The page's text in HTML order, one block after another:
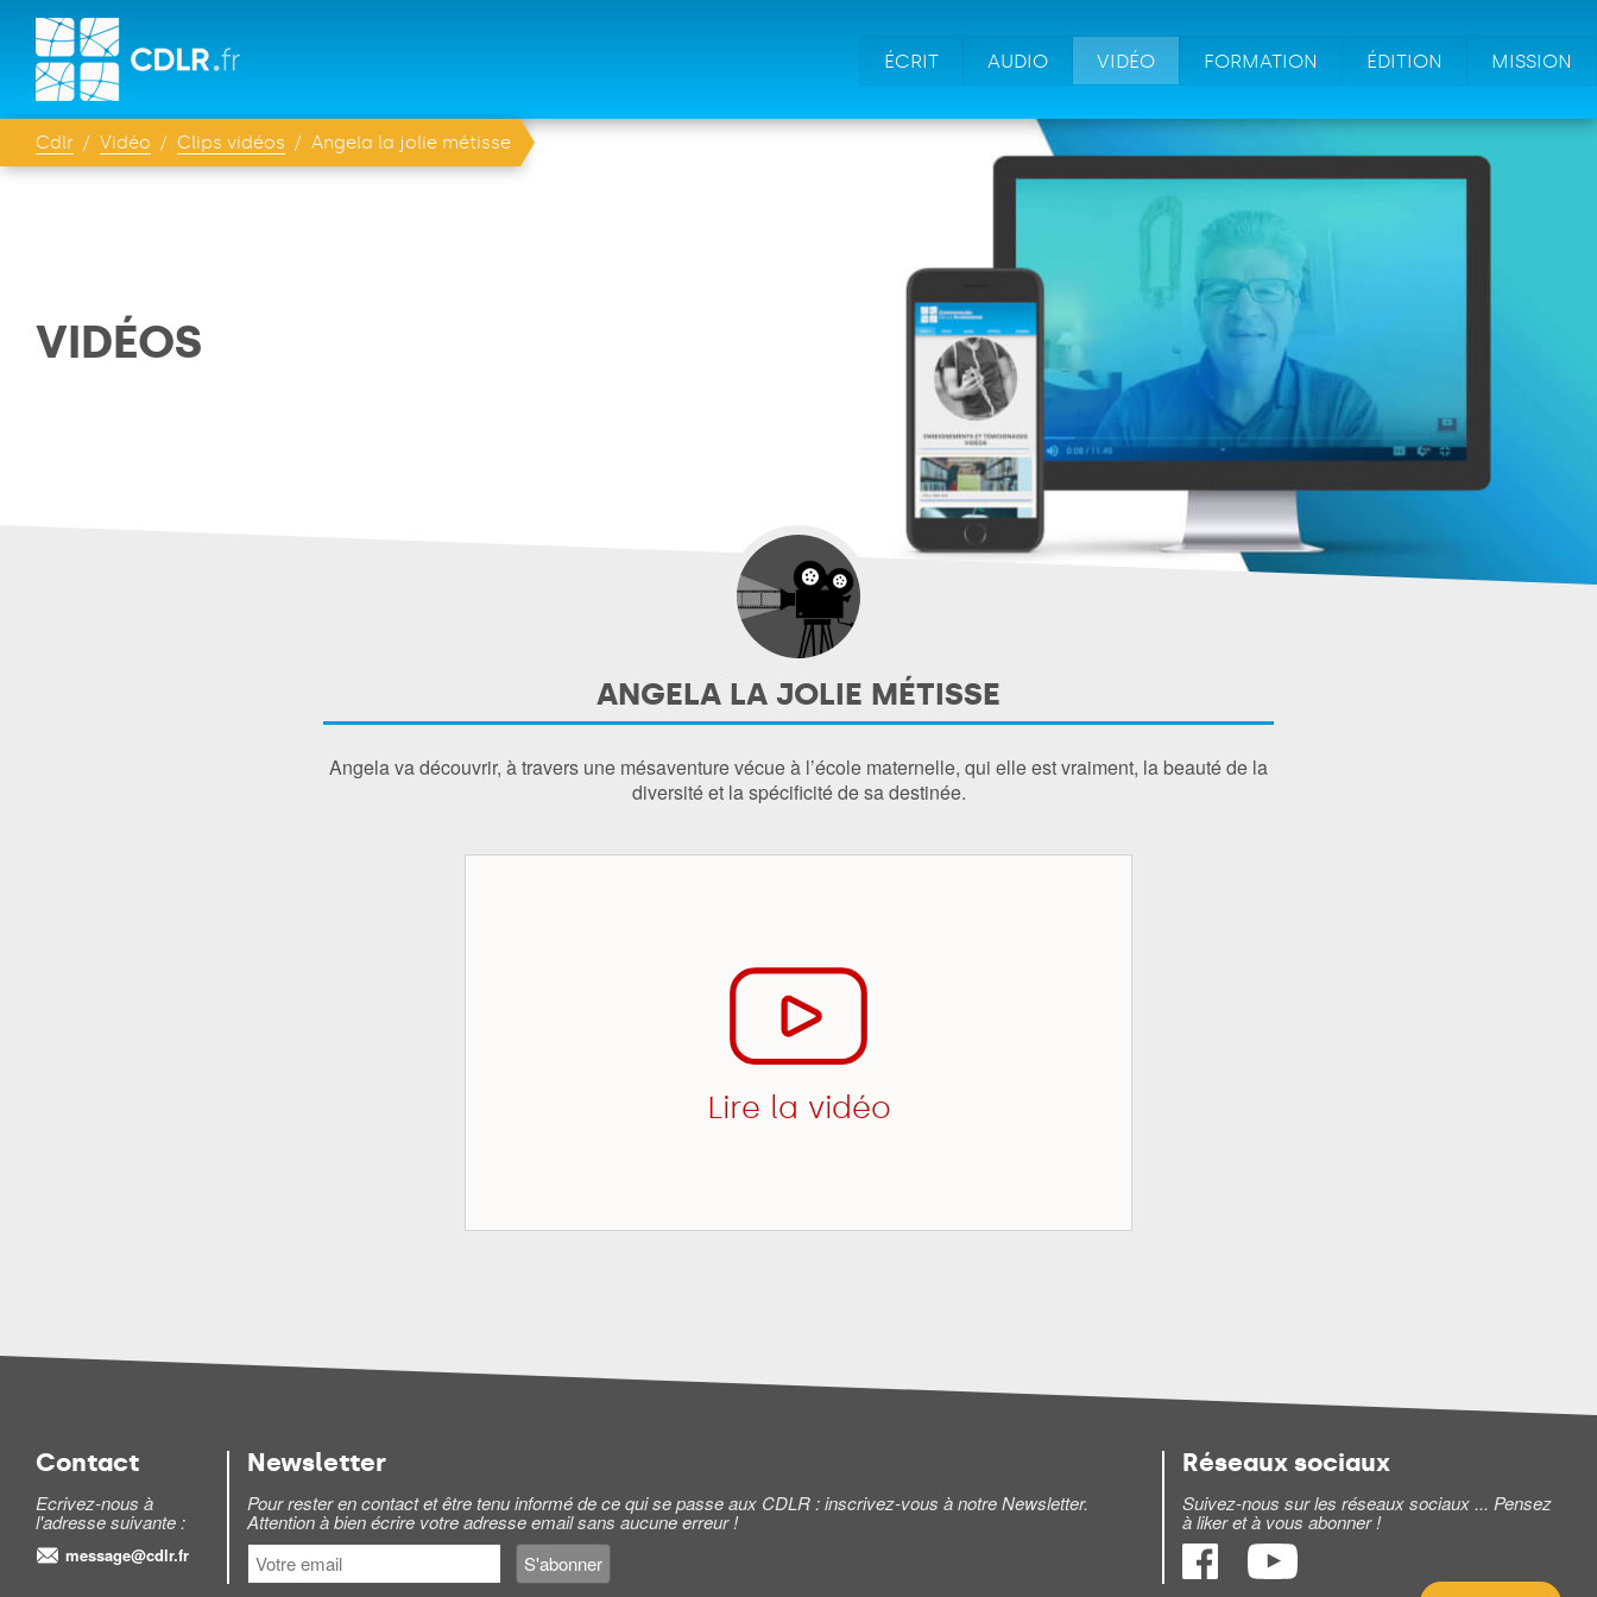
ÉCRIT AUDIO VIDÉO FORMATION ÉDITION MISSION
Cdlr Vidéo Clips vidéos Angela la jolie métisse
VIDÉOS
ANGELA LA JOLIE MÉTISSE
Angela va découvrir, à travers une mésaventure vécue à l’école maternelle, qui elle est vraiment, la beauté de la
diversité et la spécificité de sa destinée.
Lire la vidéo
Contact
Ecrivez-nous à
l'adresse suivante :
message@cdlr.fr
Newsletter
Pour rester en contact et être tenu informé de ce qui se passe aux CDLR : inscrivez-vous à notre Newsletter.
Attention à bien écrire votre adresse email sans aucune erreur !
Réseaux sociaux
Suivez-nous sur les réseaux sociaux ... Pensez
à liker et à vous abonner !